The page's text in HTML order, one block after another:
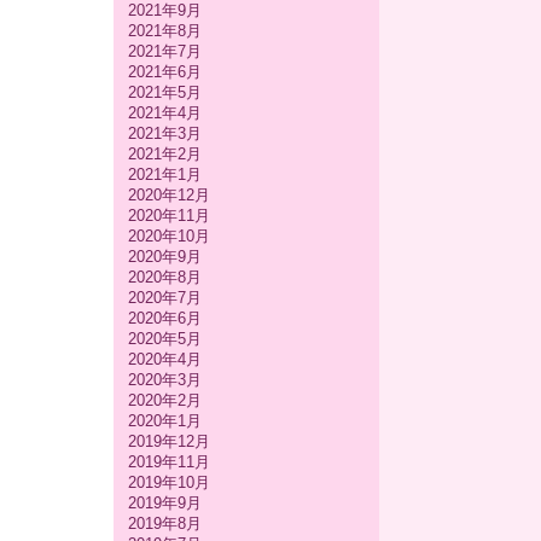
2021年9月
2021年8月
2021年7月
2021年6月
2021年5月
2021年4月
2021年3月
2021年2月
2021年1月
2020年12月
2020年11月
2020年10月
2020年9月
2020年8月
2020年7月
2020年6月
2020年5月
2020年4月
2020年3月
2020年2月
2020年1月
2019年12月
2019年11月
2019年10月
2019年9月
2019年8月